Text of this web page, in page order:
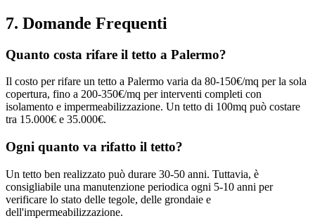
7. Domande Frequenti
Quanto costa rifare il tetto a Palermo?
Il costo per rifare un tetto a Palermo varia da 80-150€/mq per la sola
copertura, fino a 200-350€/mq per interventi completi con
isolamento e impermeabilizzazione. Un tetto di 100mq può costare
tra 15.000€ e 35.000€.
Ogni quanto va rifatto il tetto?
Un tetto ben realizzato può durare 30-50 anni. Tuttavia, è
consigliabile una manutenzione periodica ogni 5-10 anni per
verificare lo stato delle tegole, delle grondaie e
dell'impermeabilizzazione.